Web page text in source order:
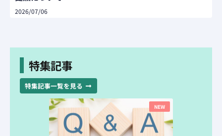
2026/07/06
特集記事
特集記事一覧を見る
NEW